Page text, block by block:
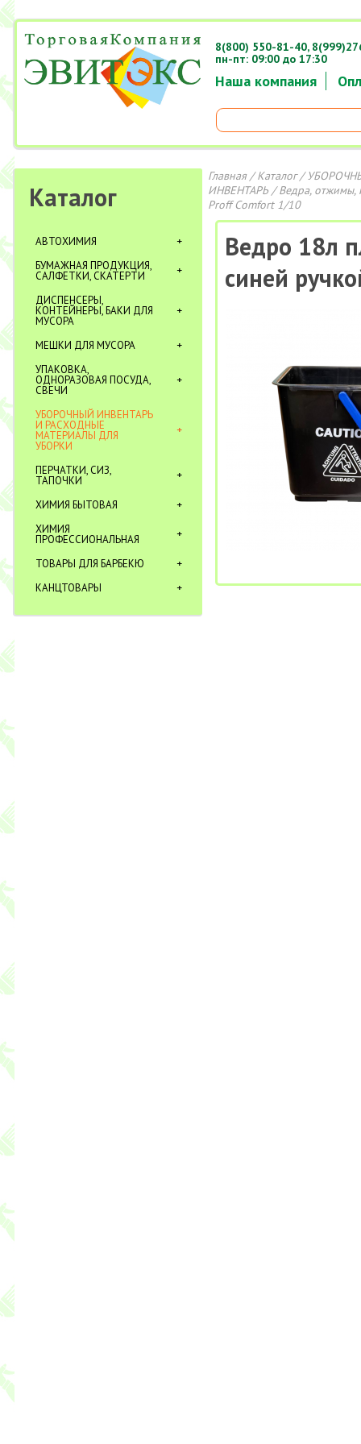
Наша компания
8(800) 550-81-40,
пн-пт: 09:00 до 17:30
Каталог
АВТОХИМИЯ
БУМАЖНАЯ ПРОДУКЦИЯ,
САЛФЕТКИ, СКАТЕРТИ
ДИСПЕНСЕРЫ,
КОНТЕЙНЕРЫ, БАКИ ДЛЯ
МУСОРА
МЕШКИ ДЛЯ МУСОРА
УПАКОВКА,
ОДНОРАЗОВАЯ ПОСУДА,
СВЕЧИ
УБОРОЧНЫЙ ИНВЕНТАРЬ
И РАСХОДНЫЕ
МАТЕРИАЛЫ ДЛЯ
УБОРКИ
ПЕРЧАТКИ, СИЗ,
ТАПОЧКИ
ХИМИЯ БЫТОВАЯ
ХИМИЯ
ПРОФЕССИОНАЛЬНАЯ
ТОВАРЫ ДЛЯ БАРБЕКЮ
КАНЦТОВАРЫ
Главная/Каталог/
ИНВЕНТАРЬ /Ведра, отжимы,
Proff Comfort 1/10
Ведро 18л
синей